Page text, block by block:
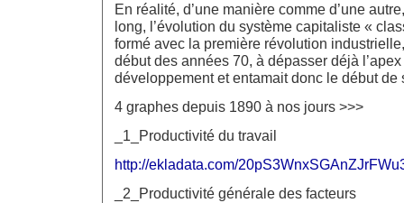
En réalité, d’une manière comme d’une
long, l’évolution du système capitaliste «
formé avec la première révolution
début des années 70, à dépasser déjà
développement et entamait donc le début de
4 graphes depuis 1890 à nos jours >>>
_1_Productivité du travail
http://ekladata.com/
_2_Productivité générale des facteurs